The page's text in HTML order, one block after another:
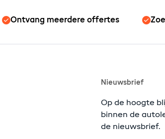
Ontvang meerdere offertes
Nieuwsbrief
Op de hoogte
binnen de
de nieuwsbrief.